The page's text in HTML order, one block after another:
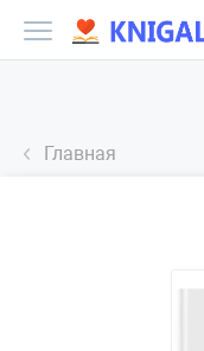
Главная